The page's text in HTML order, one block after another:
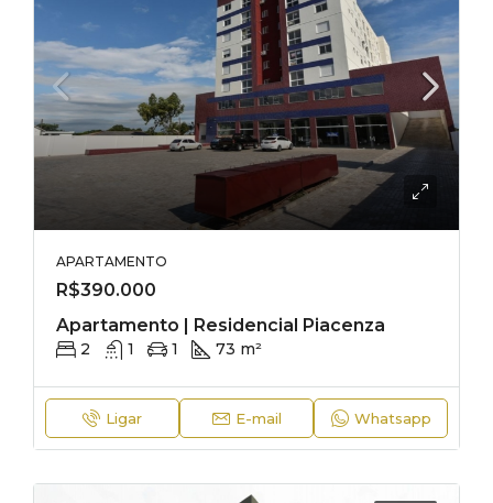
APARTAMENTO
R$390.000
Apartamento | Residencial Piacenza
2 1 1 73 m²
Ligar E-mail Whatsapp